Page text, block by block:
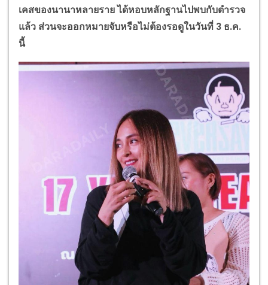
เคสของนานาหลายราย ได้หอบหลักฐานไปพบกับตำรวจ
แล้ว ส่วนจะออกหมายจับหรือไม่ต้องรอดูในวันที่ 3 ธ.ค.
นี้